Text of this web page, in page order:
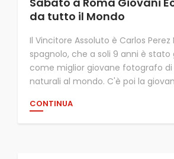
da tutto il Mondo
Il Vincitore Assoluto è Carlos Perez
spagnolo, che a soli 9 anni è
come miglior giovane fotografo
naturali al mondo. C'è poi la
CONTINUA